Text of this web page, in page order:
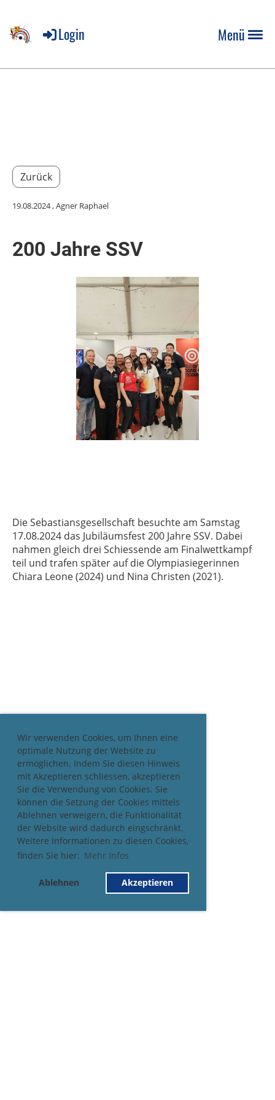
Wir verwenden Cookies, um Ihnen eine
optimale Nutzung der Website zu
ermöglichen. Indem Sie diesen Hinweis
mit Akzeptieren schliessen, akzeptieren
Sie die Verwendung von Cookies. Sie
können die Setzung der Cookies mittels
Ablehnen verweigern, die Funktionalität
der Website wird dadurch eingschränkt.
Weitere Informationen zu diesen Cookies,
finden Sie hier: Mehr Infos
Ablehnen Akzeptieren
Menü
Login
Zurück
19.08.2024, Agner Raphael
200 Jahre SSV
Die Sebastiansgesellschaft besuchte am Samstag
17.08.2024 das Jubiläumsfest 200 Jahre SSV. Dabei
nahmen gleich drei Schiessende am Finalwettkampf
teil und trafen später auf die Olympiasiegerinnen
Chiara Leone (2024) und Nina Christen (2021).